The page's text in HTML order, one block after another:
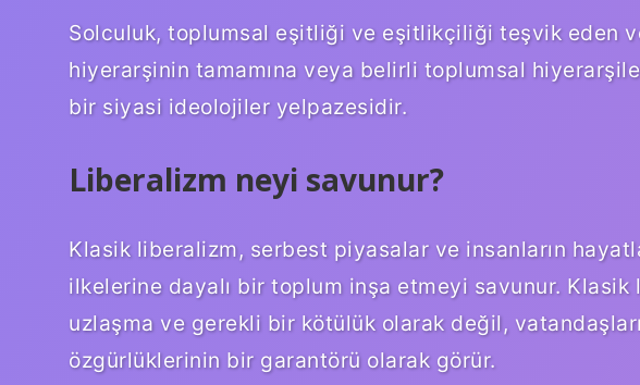
Solculuk, toplumsal eşitliği ve eşitlikçiliği teşvik eden
hiyerarşinin tamamına veya belirli toplumsal
bir siyasi ideolojiler yelpazesidir.
Liberalizm neyi savunur?
Klasik liberalizm, serbest piyasalar ve insanların
ilkelerine dayalı bir toplum inşa etmeyi savunur.
uzlaşma ve gerekli bir kötülük olarak değil,
özgürlüklerinin bir garantörü olarak görür.